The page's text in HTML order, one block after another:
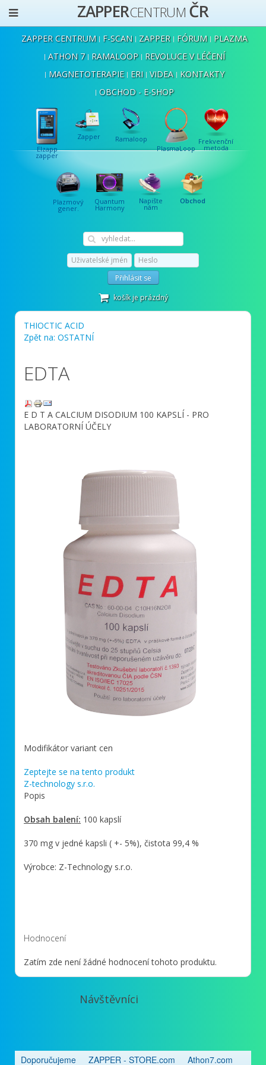
ZAPPERCENTRUM ČR
ZAPPER CENTRUM F-SCAN ZAPPER FÓRUM
PLAZMA
ATHON 7
RAMALOOP
REVOLUCE V LÉČENÍ
MAGNETOTERAPIE
ERI VIDEA
KONTAKTY
OBCHOD - E-SHOP
Elzapp
zapper
Zapper
Ramaloop
PlasmaLoop
Frekvenční
metoda
Plazmový
gener.
Quantum
Harmony
Napište
nám
Obchod
Přihlásit se
košík je prázdný
THIOCTIC ACID
Zpět na: OSTATNÍ
EDTA
E D T A CALCIUM DISODIUM 100 KAPSLÍ - PRO
LABORATORNÍ ÚČELY
Modifikátor variant cen
Zeptejte se na tento produkt
Z-technology s.r.o.
Popis
Obsah balení: 100 kapslí
370 mg v jedné kapsli ( +- 5%), čistota 99,4 %
Výrobce: Z-Technology s.r.o.
Hodnocení
Zatím zde není žádné hodnocení tohoto produktu.
Návštěvníci
Doporučujeme ZAPPER - STORE.com Athon7.com